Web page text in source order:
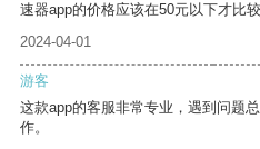
速器app的价格应该在50元以下才比较
2024-04-01
游客
这款app的客服非常专业，遇到问题
作。